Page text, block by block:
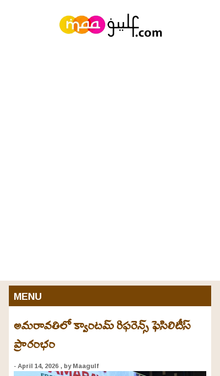
MENU
అమరావతిలో క్వాంటమ్ రిఫరెన్స్ ఫెసిలిటీస్
ప్రారంభం
- April 14, 2026 , by Maagulf